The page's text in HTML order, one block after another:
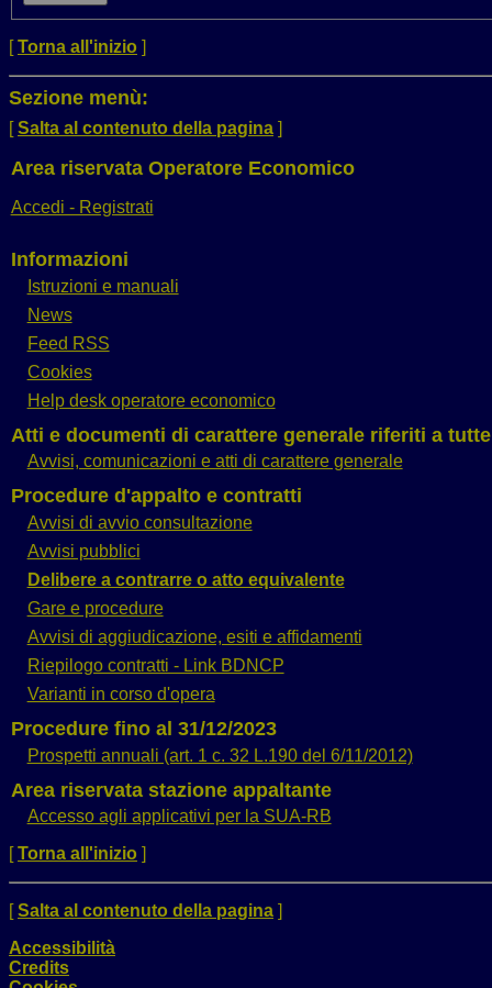
[Torna all'inizio ]
Sezione menù:
[Salta al contenuto della pagina ]
Area riservata Operatore Economico
Accedi - Registrati
Informazioni
Istruzioni e manuali
News
Feed RSS
Cookies
Help desk operatore economico
Atti e documenti di carattere generale riferiti a
Avvisi, comunicazioni e atti di carattere generale
Procedure d'appalto e contratti
Avvisi di avvio consultazione
Avvisi pubblici
Delibere a contrarre o atto equivalente
Gare e procedure
Avvisi di aggiudicazione, esiti e affidamenti
Riepilogo contratti - Link BDNCP
Varianti in corso d'opera
Procedure fino al 31/12/2023
Prospetti annuali (art. 1 c. 32 L.190 del 6/11/2012)
Area riservata stazione appaltante
Accesso agli applicativi per la SUA-RB
[Torna all'inizio ]
[Salta al contenuto della pagina ]
Accessibilità
Credits